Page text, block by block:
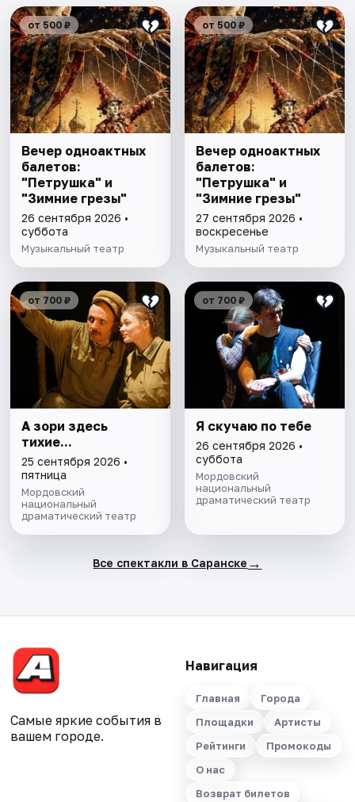
от 500 ₽
Вечер одноактных
балетов:
"Петрушка" и
"Зимние грезы"
26 сентября 2026 •
суббота
Музыкальный театр
от 500 ₽
Вечер одноактных
балетов:
"Петрушка" и
"Зимние грезы"
27 сентября 2026 •
воскресенье
Музыкальный театр
от 700 ₽
А зори здесь
тихие...
25 сентября 2026 •
пятница
Мордовский
национальный
драматический театр
от 700 ₽
Я скучаю по тебе
26 сентября 2026 •
суббота
Мордовский
национальный
драматический театр
Все спектакли в Саранске →
Самые яркие события в
вашем городе.
Навигация
Главная
Города
Площадки
Артисты
Рейтинги
Промокоды
О нас
Возврат билетов